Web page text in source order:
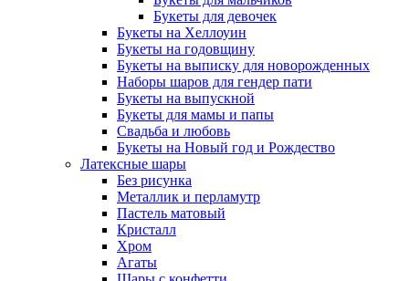
Букеты для девочек
Букеты на Хеллоуин
Букеты на годовщину
Букеты на выписку для новорожденных
Наборы шаров для гендер пати
Букеты на выпускной
Букеты для мамы и папы
Свадьба и любовь
Букеты на Новый год и Рождество
Латексные шары
Без рисунка
Металлик и перламутр
Пастель матовый
Кристалл
Хром
Агаты